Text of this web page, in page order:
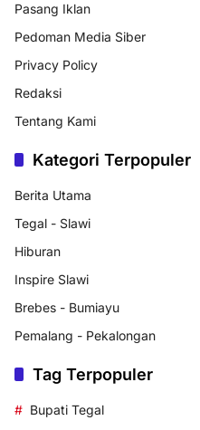
Pasang Iklan
Pedoman Media Siber
Privacy Policy
Redaksi
Tentang Kami
Kategori Terpopuler
Berita Utama
Tegal - Slawi
Hiburan
Inspire Slawi
Brebes - Bumiayu
Pemalang - Pekalongan
Tag Terpopuler
Bupati Tegal